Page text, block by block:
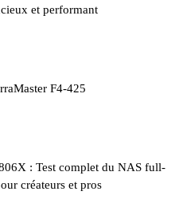
et performant
F4-425
: Test complet du NAS full-
créateurs et pros